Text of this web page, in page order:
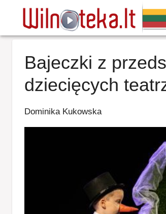
Bajeczki z
dziecięcych
Dominika Kukowska